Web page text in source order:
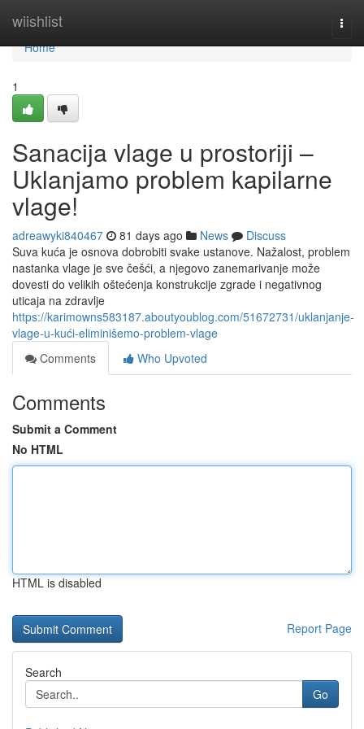
wiishlist
Home
Home
1
Sanacija vlage u prostoriji –
Uklanjamo problem kapilarne
vlage!
adreawyki840467 81 days ago News
Discuss
Suva kuća je osnova dobrobiti svake ustanove. Nažalost, problem
nastanka vlage je sve češći, a njegovo zanemarivanje može
dovesti do velikih oštećenja konstrukcije zgrade i negativnog
uticaja na zdravlje
https://karimowns583187.aboutyoublog.com/51672731/uklanjanje-
vlage-u-kući-eliminišemo-problem-vlage
Comments
Who Upvoted
Comments
Submit a Comment
No HTML
HTML is disabled
Report Page
Search
Go